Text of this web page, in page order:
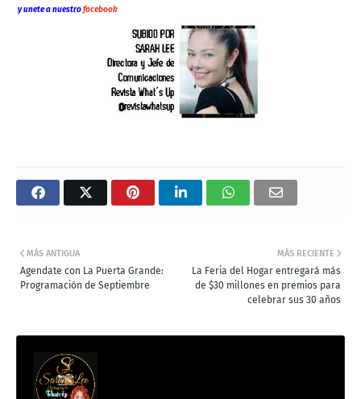
y unete a nuestrofacebook
MÁS RECIENTE
La Feria del Hogar entregará más
de $30 millones en premios para
celebrar sus 30 años
MÁS ANTIGUA
Agendate con La Puerta Grande:
Programación de Septiembre